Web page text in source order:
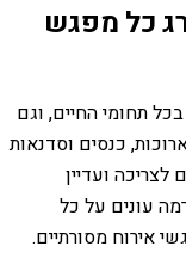
כל מפגש
תחומי החיים, וגם
כנסים וסדנאות
ועדיין
עונים על כל
אירוח מסורתיים.